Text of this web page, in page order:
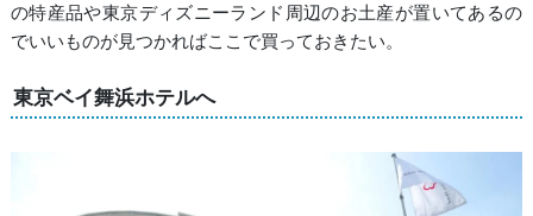
の特産品や東京ディズニーランド周辺のお土産が置いてあるの
でいいものが見つかればここで買っておきたい。
東京ベイ舞浜ホテルへ